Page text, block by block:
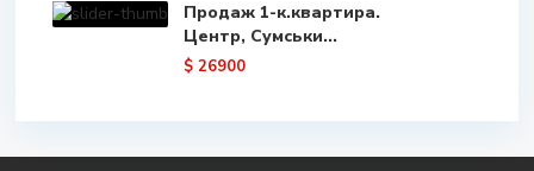
Продаж 1-к.квартира.
Центр, Сумськи...
$ 26900